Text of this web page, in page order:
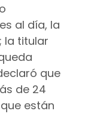
al día, la
la titular
que
de 24
están